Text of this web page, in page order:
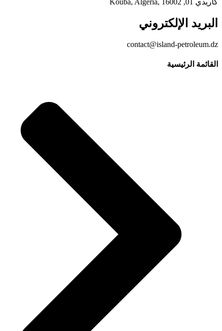
البريد الإلكتروني
contact@island-petroleum.dz
القائمة الرئيسية